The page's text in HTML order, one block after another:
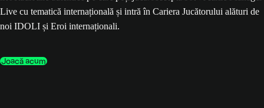
Live cu tematică internațională și intră în Cariera Jucătorului alături de
noi IDOLI și Eroi internaționali.
Joacă acum